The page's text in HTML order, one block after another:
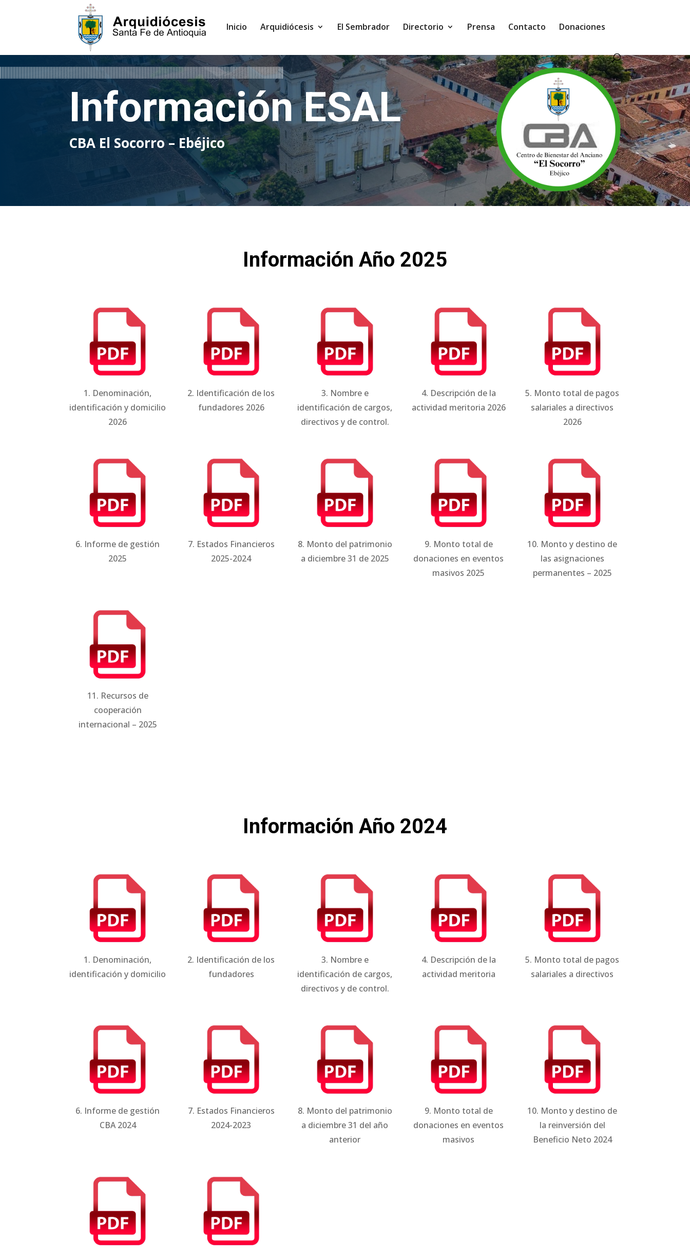
Inicio Arquidiócesis El Sembrador Directorio Prensa Contacto Donaciones
Información ESAL
CBA El Socorro – Ebéjico
Información Año 2025
1. Denominación,
identificación y domicilio
2026
2. Identificación de los
fundadores 2026
3. Nombre e
identificación de cargos,
directivos y de control.
4. Descripción de la
actividad meritoria 2026
5. Monto total de pagos
salariales a directivos
2026
6. Informe de gestión
2025
7. Estados Financieros
2025-2024
8. Monto del patrimonio
a diciembre 31 de 2025
9. Monto total de
donaciones en eventos
masivos 2025
10. Monto y destino de
las asignaciones
permanentes – 2025
11. Recursos de
cooperación
internacional – 2025
Información Año 2024
1. Denominación,
identificación y domicilio
2. Identificación de los
fundadores
3. Nombre e
identificación de cargos,
directivos y de control.
4. Descripción de la
actividad meritoria
5. Monto total de pagos
salariales a directivos
6. Informe de gestión
CBA 2024
7. Estados Financieros
2024-2023
8. Monto del patrimonio
a diciembre 31 del año
anterior
9. Monto total de
donaciones en eventos
masivos
10. Monto y destino de
la reinversión del
Beneficio Neto 2024